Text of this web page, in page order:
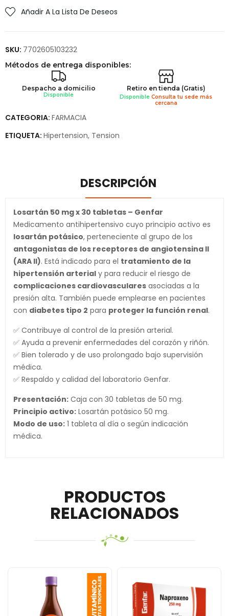
Añadir A La Lista De Deseos
SKU: 7702605103232
Métodos de entrega disponibles:
Despacho a domicilio
Disponible
Retiro en tienda (Gratis)
DisponibleConsulta tu sede más
cercana
CATEGORIA: FARMACIA
ETIQUETA: Hipertension, Tension
DESCRIPCIÓN
Losartán 50 mg x 30 tabletas – Genfar
Medicamento antihipertensivo cuyo principio activo es
losartán potásico, perteneciente al grupo de los
antagonistas de los receptores de angiotensina II
(ARA II). Está indicado para el tratamiento de la
hipertensión arterial y para reducir el riesgo de
complicaciones cardiovasculares asociadas a la
presión alta. También puede emplearse en pacientes
con diabetes tipo 2 para proteger la función renal.
✅ Contribuye al control de la presión arterial.
✅ Ayuda a prevenir enfermedades del corazón y riñón.
✅ Bien tolerado y de uso prolongado bajo supervisión
médica.
✅ Respaldo y calidad del laboratorio Genfar.
Presentación: Caja con 30 tabletas de 50 mg.
Principio activo: Losartán potásico 50 mg.
Modo de uso: 1 tableta al día o según indicación
médica.
PRODUCTOS
RELACIONADOS